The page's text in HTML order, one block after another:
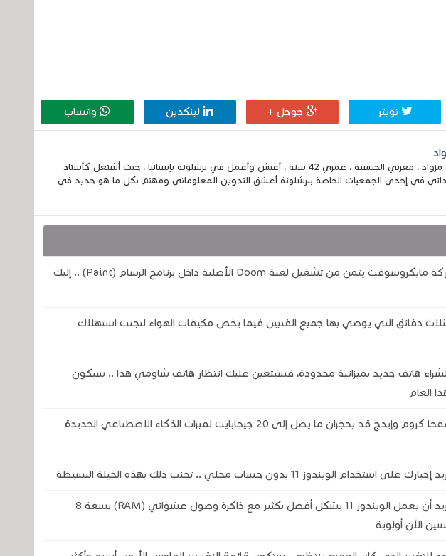
تويتر جوجل + لينكدين واتساب
إسمي الكامل الحسين مزواد ، مغربي الجنسية ، عمري 42 سنة ، أعيش وأعمل في برشلونة بإسبانيا ، حيث أشتغل كأستاذ
في إحدى الجمعيات الخاصة ببرشلونة أعشق التدوين المعلوماتي ومهتم بكل ما هو جديد في
مهندس من شركة مايكروسوفت يتمن من تشغيل لعبة Doom الأصلية داخل برنامج الرسام (Paint) .. إليك
دقائق التي يوصي بها جميع الفنيين فيما يخص مكيفات الهواء لتجنب استهلاك
هاتف جديد بميزانية محدودة، فسيتعين عليك انتظار هاتف شاومي هذا .. سيكون
العام
ويندوز 11 .. متصفحا كروم وإيدج قد يحجزان ما يصل إلى 20 جيجابايت لميزات الذكاء الاصطناعي الجديدة
الويندوز 11 بدون حساب محلي .. تجنب ذلك بهذه الحيلة البسيطة
مايكروسوفت تريد أن يعمل الويندوز 11 بشكل أفضل بكثير مع ذاكرة وصول عشوائي (RAM) بسعة 8
الآن أولوية